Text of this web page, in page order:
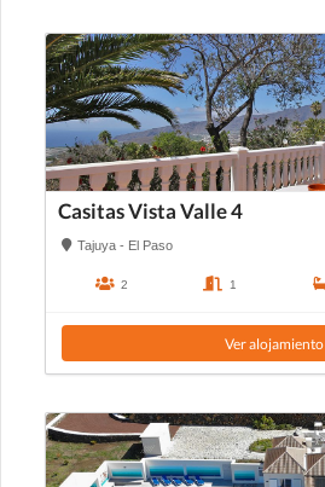
Casitas Vista Valle 4
Tajuya - El Paso
2 1
Ver alojamiento